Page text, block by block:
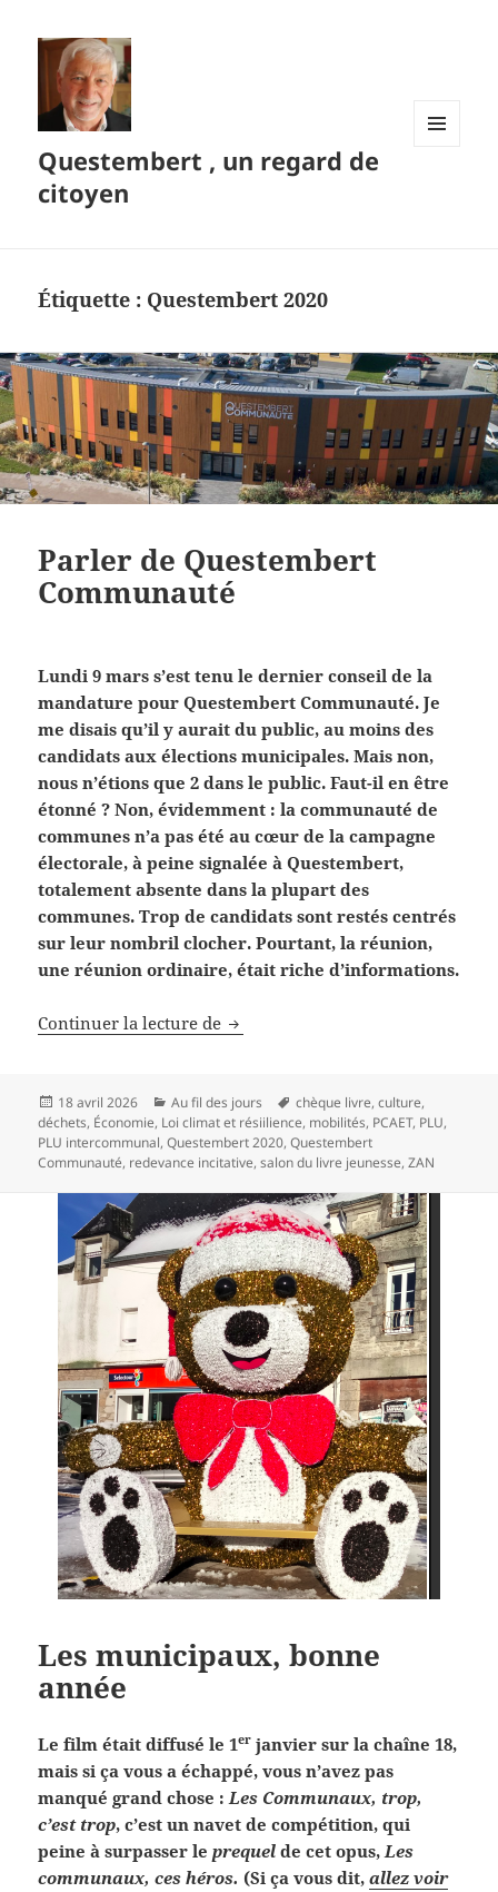
Questembert , un regard de
citoyen
Étiquette : Questembert 2020
Parler de Questembert
Communauté
Lundi 9 mars s’est tenu le dernier conseil de la
mandature pour Questembert Communauté. Je
me disais qu’il y aurait du public, au moins des
candidats aux élections municipales. Mais non,
nous n’étions que 2 dans le public. Faut-il en être
étonné ? Non, évidemment : la communauté de
communes n’a pas été au cœur de la campagne
électorale, à peine signalée à Questembert,
totalement absente dans la plupart des
communes. Trop de candidats sont restés centrés
sur leur nombril clocher. Pourtant, la réunion,
une réunion ordinaire, était riche d’informations.
Continuer la lecture de Parler de Questembert
Publié
le
18 avril 2026 Catégories
Au fil des jours
Mots-
clés
chèque livre,culture,
déchets, Économie, Loi climat et résiilience, mobilités, PCAET, PLU,
PLU intercommunal,Questembert 2020,Questembert
Communauté, redevance incitative,salon du livre jeunesse,ZAN
Les municipaux, bonne
année
Le film était diffusé le 1er janvier sur la chaîne 18,
mais si ça vous a échappé, vous n’avez pas
manqué grand chose :Les Communaux, trop,
c’est trop, c’est un navet de compétition, qui
peine à surpasser leprequel de cet opus,Les
communaux, ces héros. (Si ça vous dit,allez voir